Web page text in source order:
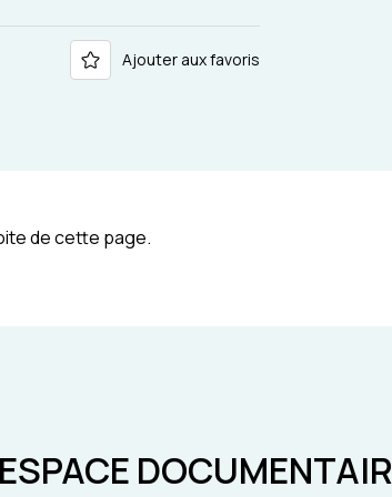
Ajouter aux favoris
de cette page.